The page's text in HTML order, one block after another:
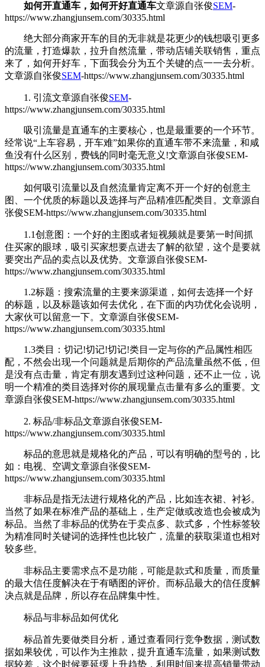
如何开直通车，如何开好直通车文章源自张俊SEM-
https://www.zhangjunsem.com/30335.html
绝大部分商家开车的目的无非就是花更少的钱想吸引更多
的流量，打造爆款，拉升自然流量，带动店铺关联销售，重点
来了，如何开好车，下面我会分为五个关键的点一一去分析。
文章源自张俊SEM-https://www.zhangjunsem.com/30335.html
1. 引流文章源自张俊SEM-
https://www.zhangjunsem.com/30335.html
吸引流量是直通车的主要核心，也是最重要的一个环节。
经常说“上车容易，开车难”如果你的直通车带不来流量，和咸
鱼没有什么区别，费钱的同时毫无意义!文章源自张俊SEM-
https://www.zhangjunsem.com/30335.html
如何吸引 流量以及自然流量肯定离不开一个好的创意主
图、一个优质的标题以及选择与产品精准匹配类目。 文章源自
张俊SEM-https://www.zhangjunsem.com/30335.html
1.1创意图：一个好的主图或者短视频就是要第一时间抓
住买家的眼球，吸引买家想要点进去了解的欲望，这个是要就
要突出产品的卖点以及优势。 文章源自张俊SEM-
https://www.zhangjunsem.com/30335.html
1.2标题：搜索流量的主要来源渠道，如何去选择一个好
的标题，以及标题该如何去优化，在下面的内功优化会说明，
大家伙可以留意一下。 文章源自张俊SEM-
https://www.zhangjunsem.com/30335.html
1.3类目：切记!切记!切记!类目一定与你的产品属性相匹
配，不然会出现一个问题就是后期你的产品流量虽然不低，但
是没有点击量，肯定有朋友遇到过这种问题，还不止一位，说
明一个精准的类目选择对你的展现量点击量有多么的重要。 文
章源自张俊SEM-https://www.zhangjunsem.com/30335.html
2. 标品/非标品文章源自张俊SEM-
https://www.zhangjunsem.com/30335.html
标品的意思就是规格化的产品，可以有明确的型号的，比
如：电视、空调文章源自张俊SEM-
https://www.zhangjunsem.com/30335.html
非标品是指无法进行规格化的产品，比如连衣裙、衬衫。
当然了如果在标准产品的基础上，生产定做或改造也会被成为
标品。当然了非标品的优势在于卖点多、款式多，个性标签较
为精准同时关键词的选择性也比较广，流量的获取渠道也相对
较多些。
非标品主要需求点不是功能，可能是款式和质量，而质量
的最大信任度解决在于有晒图的评价。而标品最大的信任度解
决点就是品牌，所以存在品牌集中性。
标品与非标品如何优化
标品首先要做类目分析，通过查看同行竞争数据，测试数
据如果较优，可以作为主推款，提升直通车流量，如果测试数
据较差，这个时候要延缓上升趋势，利用时间来提高销量带动